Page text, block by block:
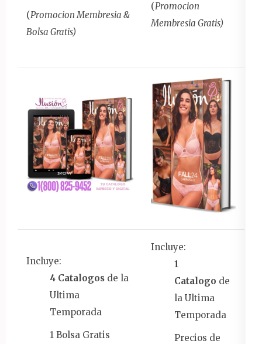
(Promocion Membresia &
Bolsa Gratis)
(Promocion
Membresia Gratis)
Incluye:
4 Catalogos de la
Ultima
Temporada
1 Bolsa Gratis
Incluye:
1
Catalogo de
la Ultima
Temporada
Precios de